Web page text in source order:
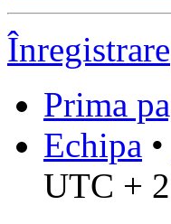
Înregistrare
Prima
Echipa •
UTC + 2